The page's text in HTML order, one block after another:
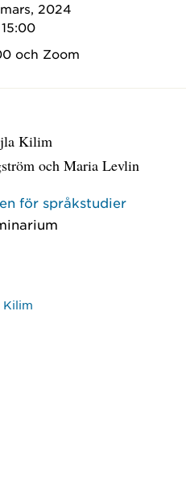
2024
15:00
och Zoom
Kilim
och Maria Levlin
för språkstudier
Kilim